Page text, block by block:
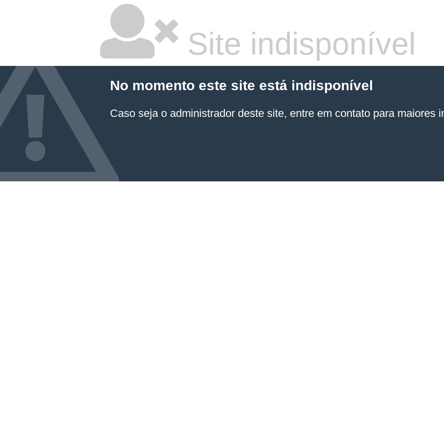
Site indisponível
No momento este site está indisponível
Caso seja o administrador deste site, entre em contato para maiores